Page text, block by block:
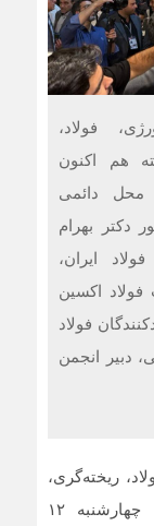
فولاد،
هم اکنون
۱۴۰۴، در محل دائمی
دکتر بهرام
ایران،
اکسین
فولاد
دبیر انجمن
ریخته‌گری،
ماشین‌آلات و صنایع وابسته هم اکنون چهارشنبه ۱۲